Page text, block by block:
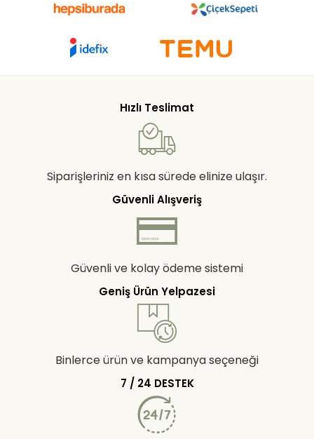
Hızlı Teslimat
Siparişleriniz en kısa sürede elinize ulaşır.
Güvenli Alışveriş
Güvenli ve kolay ödeme sistemi
Geniş Ürün Yelpazesi
Binlerce ürün ve kampanya seçeneği
7 / 24 DESTEK